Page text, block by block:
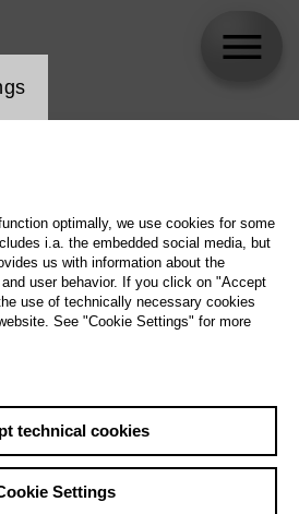
optimally, we use cookies for some
i.a. the embedded social media, but
us with information about the
user behavior. If you click on "Accept
use of technically necessary cookies
See "Cookie Settings" for more
technical cookies
Settings